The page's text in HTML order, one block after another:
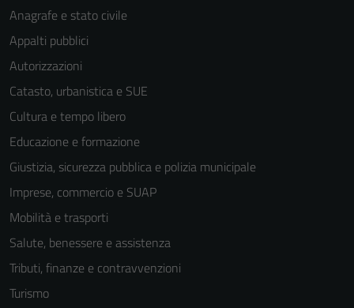
Anagrafe e stato civile
Appalti pubblici
Autorizzazioni
Catasto, urbanistica e SUE
Cultura e tempo libero
Educazione e formazione
Giustizia, sicurezza pubblica e polizia municipale
Imprese, commercio e SUAP
Mobilità e trasporti
Salute, benessere e assistenza
Tributi, finanze e contravvenzioni
Turismo